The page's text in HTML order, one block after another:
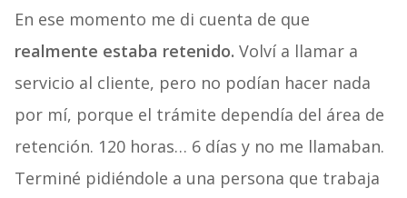
En ese momento me di cuenta de que
realmente estaba retenido. Volví a llamar a
servicio al cliente, pero no podían hacer nada
por mí, porque el trámite dependía del área de
retención. 120 horas… 6 días y no me llamaban.
Terminé pidiéndole a una persona que trabaja